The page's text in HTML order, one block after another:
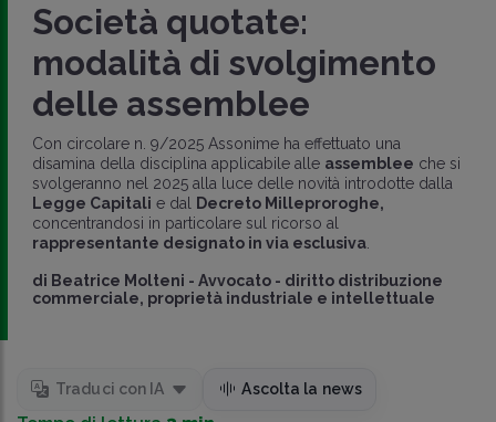
Società quotate:
modalità di svolgimento
delle assemblee
Con circolare n. 9/2025 Assonime ha effettuato una
disamina della disciplina applicabile alle assemblee che si
svolgeranno nel 2025 alla luce delle novità introdotte dalla
Legge Capitali e dal Decreto Milleproroghe,
concentrandosi in particolare sul ricorso al
rappresentante designato in via esclusiva.
di Beatrice Molteni - Avvocato - diritto distribuzione
commerciale, proprietà industriale e intellettuale
Traduci con IA Ascolta la news